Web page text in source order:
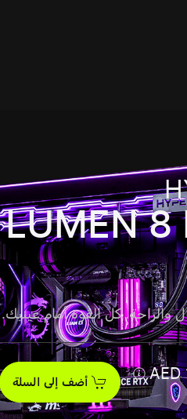
LUMEN 8
والراحة. كل القوة أمام عينيك.
AED أضف إلى السلة